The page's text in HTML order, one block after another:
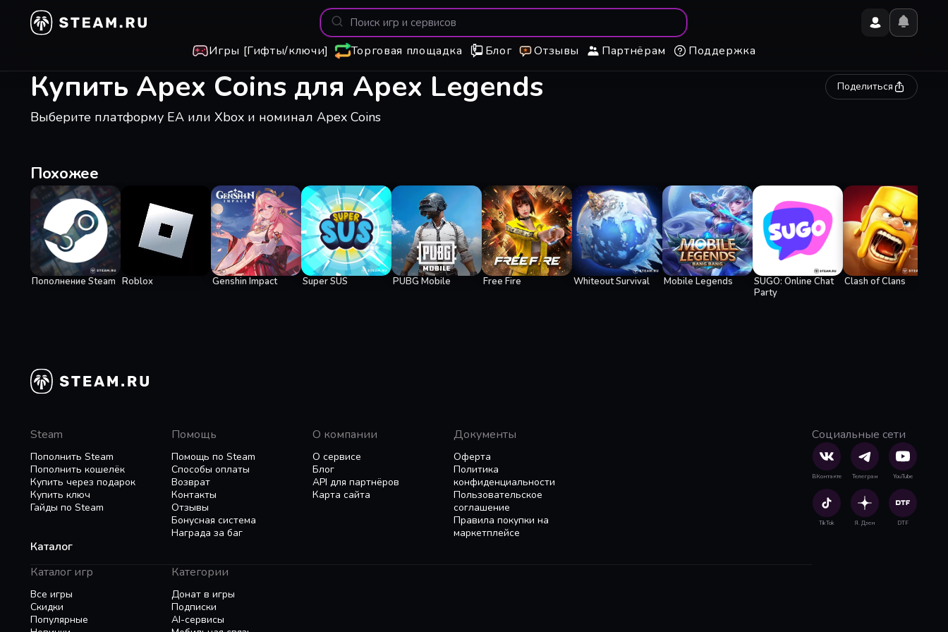
Игры [Гифты/ключи] Торговая площадка Блог Отзывы Партнёрам Поддержка
Купить Apex Coins для Apex Legends Поделиться
Выберите платформу EA или Xbox и номинал Apex Coins
Похожее
Пополнение Steam Roblox Genshin Impact Super SUS PUBG Mobile Free Fire Whiteout Survival Mobile Legends
SUGO: Online Chat
Party
Clash of Clans
Steam
Пополнить Steam
Пополнить кошелёк
Купить через подарок
Купить ключ
Гайды по Steam
Помощь
Помощь по Steam
Способы оплаты
Возврат
Контакты
Отзывы
Бонусная система
Награда за баг
О компании
О сервисе
Блог
API для партнёров
Карта сайта
Документы
Оферта
Политика
конфиденциальности
Пользовательское
соглашение
Правила покупки на
маркетплейсе
Каталог
Каталог игр
Все игры
Скидки
Популярные
Категории
Донат в игры
Подписки
AI-сервисы
Социальные сети
ВКонтакте Телеграм YouTube
TikTok Я. Дзен DTF